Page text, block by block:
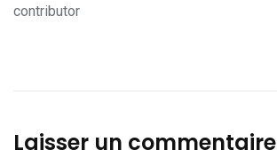
contributor
Laisser un commentaire